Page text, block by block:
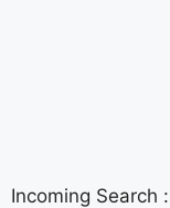
Incoming Search :